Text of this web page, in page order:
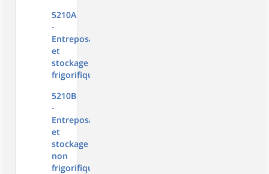
5210A
-
Entreposage
et
stockage
frigorifique
5210B
-
Entreposage
et
stockage
non
frigorifique